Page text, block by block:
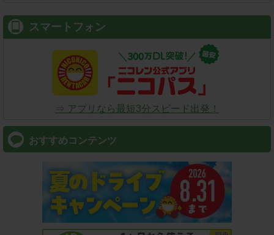
スマートフォン
⇒ アプリなら最短3分スピード出発！
おすすめコンテンツ